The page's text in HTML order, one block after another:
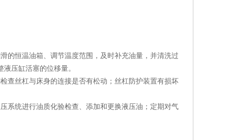
恒温油箱、调节温度范围，及时补充油量，并清洗过
压缸活塞的位移量。
丝杠与床身的连接是否有松动；丝杠防护装置有损坏
统进行油质化验检查、添加和更换液压油；定期对气